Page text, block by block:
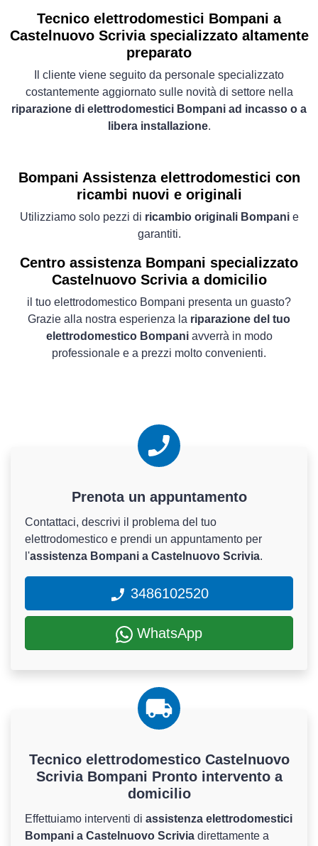
Tecnico elettrodomestici Bompani a
Castelnuovo Scrivia specializzato altamente
preparato
Il cliente viene seguito da personale specializzato
costantemente aggiornato sulle novità di settore nella
riparazione di elettrodomestici Bompani ad incasso o a
libera installazione.
Bompani Assistenza elettrodomestici con
ricambi nuovi e originali
Utilizziamo solo pezzi di ricambio originali Bompanie
garantiti.
Centro assistenza Bompani specializzato
Castelnuovo Scrivia a domicilio
il tuo elettrodomestico Bompani presenta un guasto?
Grazie alla nostra esperienza la riparazione del tuo
elettrodomestico Bompaniavverrà in modo
professionale e a prezzi molto convenienti.
Prenota un appuntamento
Contattaci, descrivi il problema del tuo
elettrodomestico e prendi un appuntamento per
l'assistenza Bompani a Castelnuovo Scrivia.
3486102520
WhatsApp
Tecnico elettrodomestico Castelnuovo
Scrivia Bompani Pronto intervento a
domicilio
Effettuiamo interventi di assistenza elettrodomestici
Bompani a Castelnuovo Scrivia direttamente a